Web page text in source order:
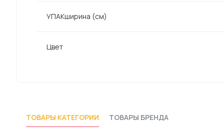
УПАКширина (см)
Цвет
ТОВАРЫ КАТЕГОРИИ ТОВАРЫ БРЕНДА